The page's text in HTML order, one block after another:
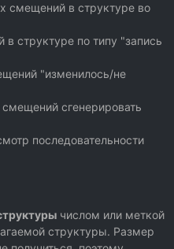
смещений в структуре во
структуре по типу "запись
"изменилось/не
сгенерировать
последовательности
числом или меткой
структуры. Размер